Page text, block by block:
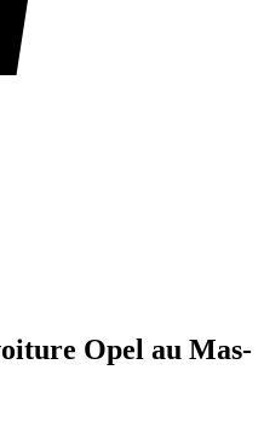
Opel au Mas-